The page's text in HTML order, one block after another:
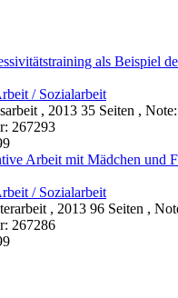
als Beispiel
/ Sozialarbeit
, 2013 35 Seiten ,
267293
Arbeit mit Mädchen und
/ Sozialarbeit
, 2013 96 Seiten ,
267286